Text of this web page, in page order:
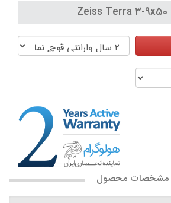
Zeiss Terra 3-9x50
مشخصات محصول